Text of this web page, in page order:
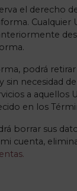
el derecho
Cualquier
podrá
necesidad
a aquellos
en los
borrar sus
cuenta,